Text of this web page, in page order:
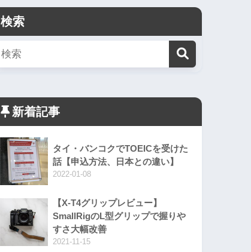
検索
新着記事
タイ・バンコクでTOEICを受けた
話【申込方法、日本との違い】
2022-01-08
【X-T4グリップレビュー】
SmallRigのL型グリップで握りや
すさ大幅改善
2021-11-15